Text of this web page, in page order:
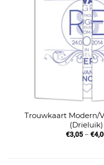
Trouwkaart Modern/
(Drieluik)
€3,05– €